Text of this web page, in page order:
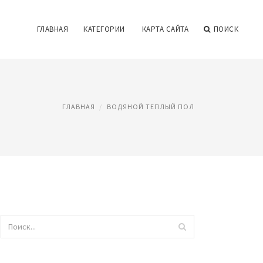
ГЛАВНАЯ КАТЕГОРИИ КАРТА САЙТА ПОИСК
ГЛАВНАЯ ВОДЯНОЙ ТЕПЛЫЙ ПОЛ